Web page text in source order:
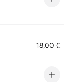
18,00 €